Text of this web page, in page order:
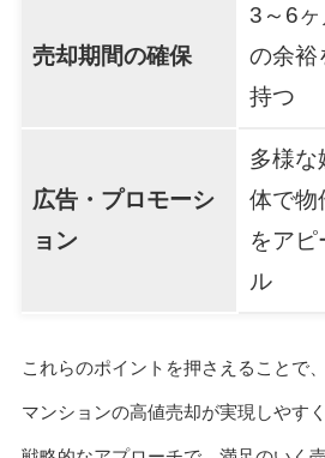
売却期間の確保
3～6ヶ
の余裕
持つ
広告・プロモーシ
ョン
多様な
体で物
をアピ
ル
これらのポイントを押さえることで
マンションの高値売却が実現しやす